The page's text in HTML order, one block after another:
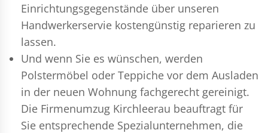
Einrichtungsgegenstände über unseren
Handwerkerservie kostengünstig reparieren zu
lassen.
Und wenn Sie es wünschen, werden
Polstermöbel oder Teppiche vor dem Ausladen
in der neuen Wohnung fachgerecht gereinigt.
Die Firmenumzug Kirchleerau beauftragt für
Sie entsprechende Spezialunternehmen, die